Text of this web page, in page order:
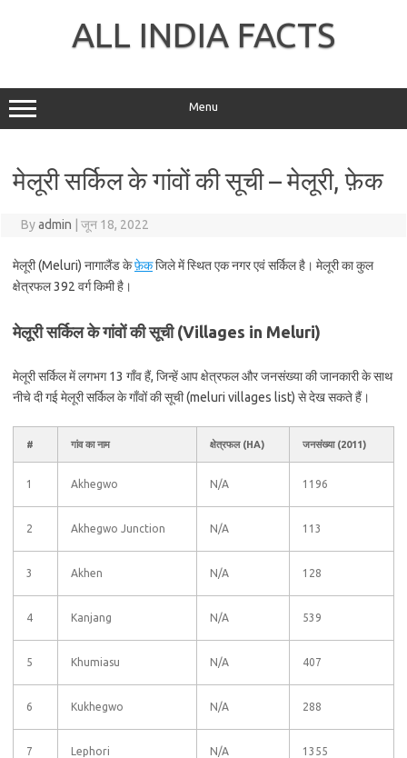
ALL INDIA FACTS
Menu
मेलूरी सर्किल के गांवों की सूची – मेलूरी, फ़ेक
Byadmin जून 18, 2022
मेलूरी (Meluri) नागालैंड केफ़ेकजिले में स्थित एक नगर एवं सर्किल है। मेलूरी का कुल
क्षेत्रफल 392 वर्ग किमी है।
मेलूरी सर्किल के गांवों की सूची (Villages in Meluri)
मेलूरी सर्किल में लगभग 13 गाँव हैं, जिन्हें आप क्षेत्रफल और जनसंख्या की जानकारी के साथ
नीचे दी गई मेलूरी सर्किल के गाँवों की सूची (meluri villages list) से देख सकते हैं।
# गांव का नाम क्षेत्रफल (HA) जनसंख्या (2011)
1 Akhegwo N/A 1196
2 Akhegwo Junction N/A 113
3 Akhen N/A 128
4 Kanjang N/A 539
5 Khumiasu N/A 407
6 Kukhegwo N/A 288
7 Lephori N/A 1355